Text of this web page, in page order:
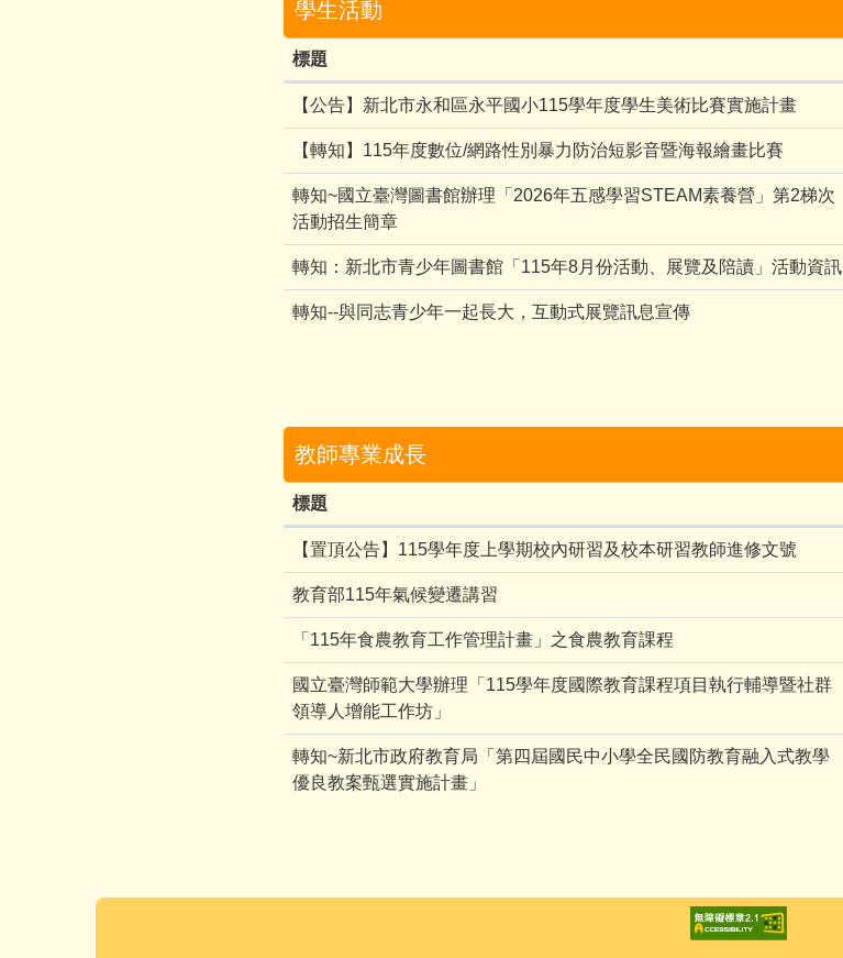
學生活動
標題
【公告】新北市永和區永平國小115學年度學生美術比賽實施計畫
【轉知】115年度數位/網路性別暴力防治短影音暨海報繪畫比賽
轉知~國立臺灣圖書館辦理「2026年五感學習STEAM素養營」第2梯次
活動招生簡章
轉知：新北市青少年圖書館「115年8月份活動、展覽及陪讀」活動資訊
轉知--與同志青少年一起長大，互動式展覽訊息宣傳
教師專業成長
標題
【置頂公告】115學年度上學期校內研習及校本研習教師進修文號
教育部115年氣候變遷講習
「115年食農教育工作管理計畫」之食農教育課程
國立臺灣師範大學辦理「115學年度國際教育課程項目執行輔導暨社群
領導人增能工作坊」
轉知~新北市政府教育局「第四屆國民中小學全民國防教育融入式教學
優良教案甄選實施計畫」